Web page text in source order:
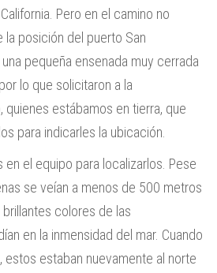
Pero en el camino no
la posición del puerto San
pequeña ensenada muy cerrada
lo que solicitaron a la
estábamos en tierra, que
para indicarles la ubicación.
el equipo para localizarlos. Pese
se veían a menos de 500 metros
colores de las
en la inmensidad del mar. Cuando
estos estaban nuevamente al norte